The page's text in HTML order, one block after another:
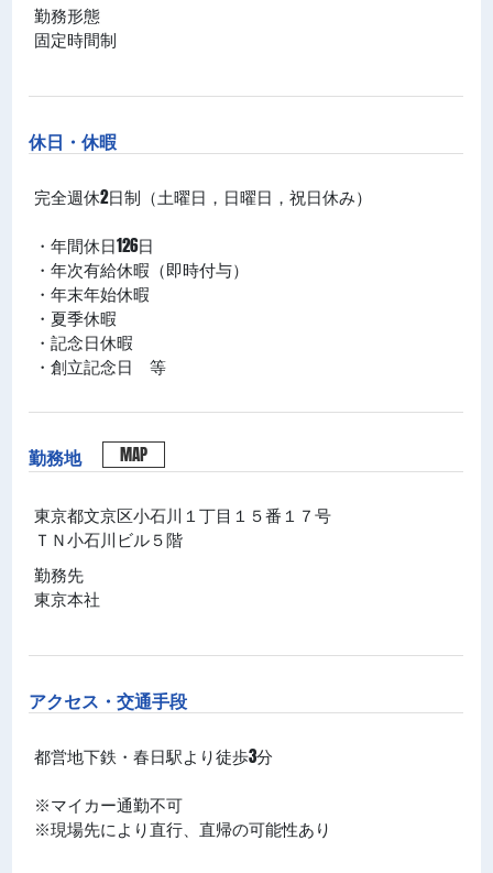
勤務形態
固定時間制
休日・休暇
完全週休2日制（土曜日，日曜日，祝日休み）
・年間休日126日
・年次有給休暇（即時付与）
・年末年始休暇
・夏季休暇
・記念日休暇
・創立記念日 等
勤務地 MAP
東京都文京区小石川１丁目１５番１７号
ＴＮ小石川ビル５階
勤務先
東京本社
アクセス・交通手段
都営地下鉄・春日駅より徒歩3分
※マイカー通勤不可
※現場先により直行、直帰の可能性あり